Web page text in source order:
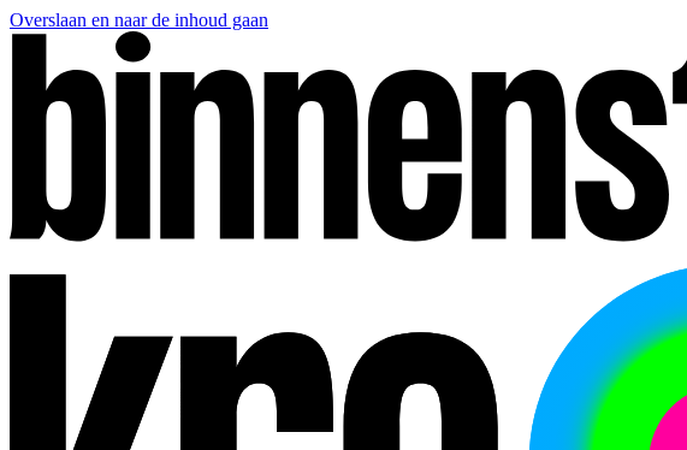
Overslaan en naar de inhoud gaan